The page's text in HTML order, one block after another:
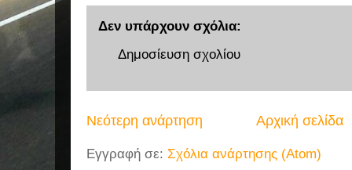
Δεν υπάρχουν σχόλια:
Δημοσίευση σχολίου
Νεότερη ανάρτηση Αρχική σελίδα
Εγγραφή σε: Σχόλια ανάρτησης (Atom)